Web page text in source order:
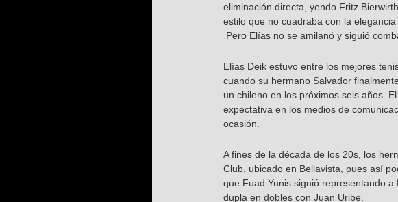
eliminación directa, yendo Fritz
estilo que no cuadraba con la
Pero Elías no se amilanó y siguió
Elías Deik estuvo entre los mejores
cuando su hermano Salvador
un chileno en los próximos seis años.
expectativa en los medios de
ocasión.
A fines de la década de los 20s, los
Club, ubicado en Bellavista, pues así
que Fuad Yunis siguió representando
dupla en dobles con Juan Uribe.